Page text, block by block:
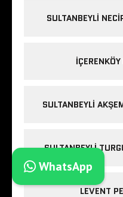
SULTANBEYLI
SULTANBEYLI
SULTANBEYLI
LEVENT
WhatsApp